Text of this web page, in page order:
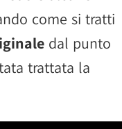
come si tratti
dal punto
trattata la